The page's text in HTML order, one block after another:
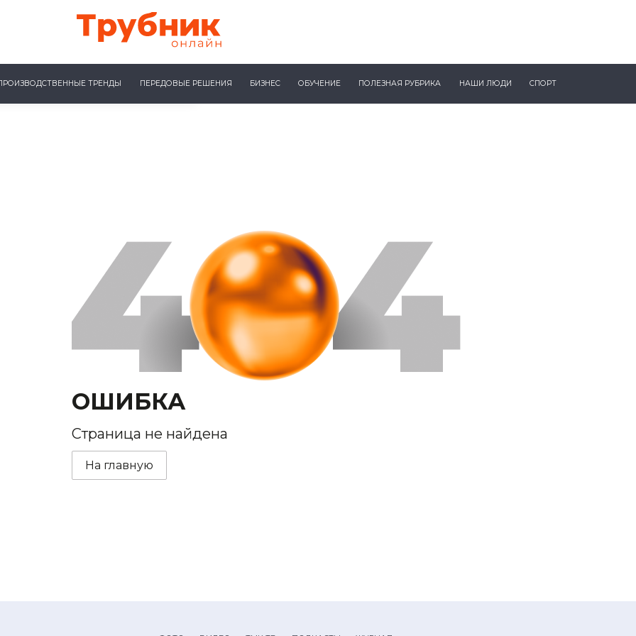
ТРЕНДЫ ПЕРЕДОВЫЕ РЕШЕНИЯ БИЗНЕС ОБУЧЕНИЕ ПОЛЕЗНАЯ РУБРИКА НАШИ ЛЮДИ СПОРТ
ОШИБКА
Страница не найдена
На главную